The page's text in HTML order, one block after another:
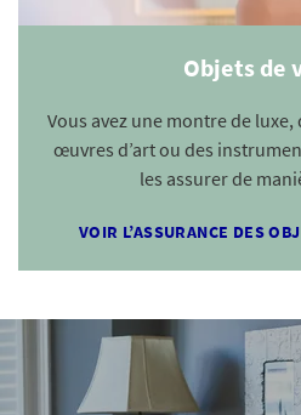
Objets de
Vous avez une montre de
œuvres d’art ou des
les assurer de
VOIR L’ASSURANCE DES